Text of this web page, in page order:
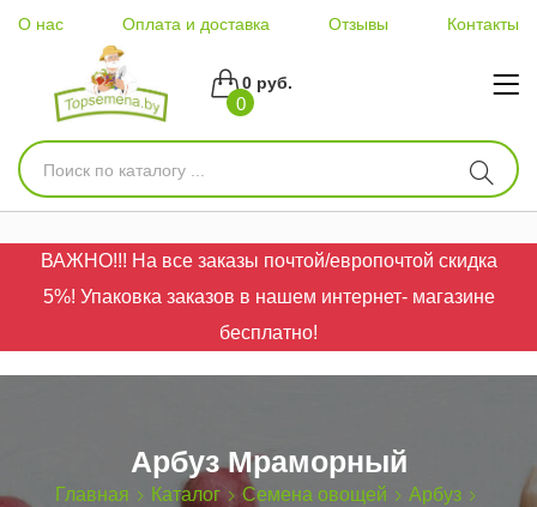
О нас Оплата и доставка Отзывы Контакты
0
0 руб.
ВАЖНО!!! На все заказы почтой/европочтой скидка
5%! Упаковка заказов в нашем интернет- магазине
бесплатно!
Арбуз Мраморный
Главная Каталог Семена овощей
Арбуз